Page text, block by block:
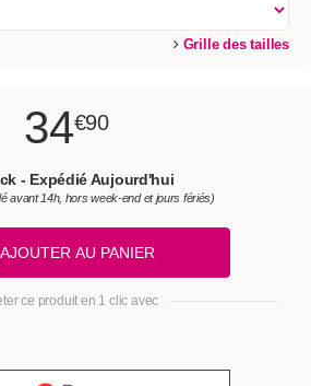
Grille des tailles
34€90
- Expédié Aujourd'hui
avant 14h, hors week-end et jours fériés)
AJOUTER AU PANIER
ce produit en 1 clic avec